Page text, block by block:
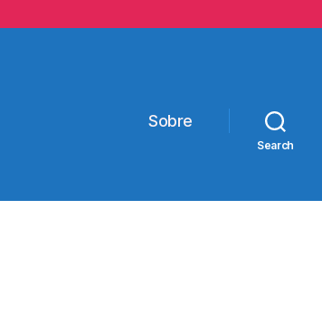
Sobre
Search